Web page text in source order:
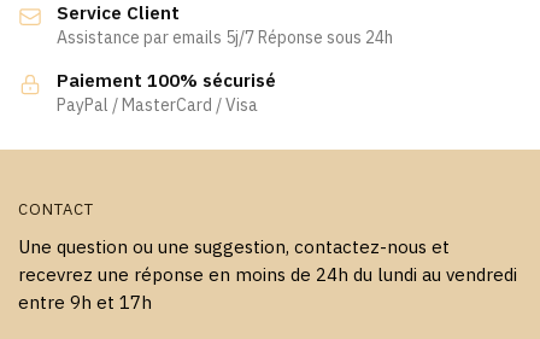
Service Client
Assistance par emails 5j/7 Réponse sous 24h
Paiement 100% sécurisé
PayPal / MasterCard / Visa
CONTACT
Une question ou une suggestion, contactez-nous et
recevrez une réponse en moins de 24h du lundi au vendredi
entre 9h et 17h